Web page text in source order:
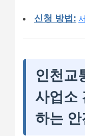
신청 방법:
인천교
사업소
하는 안